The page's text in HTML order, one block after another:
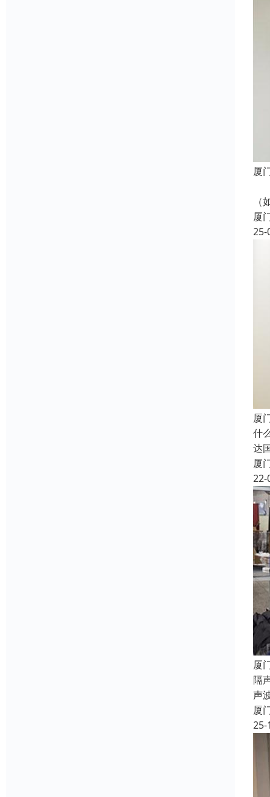
厦
厦
25-
厦
什
达
厦
22-
厦
隔
声
厦
25-